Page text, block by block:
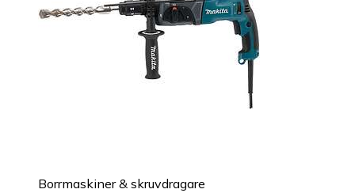
Borrmaskiner & skruvdragare